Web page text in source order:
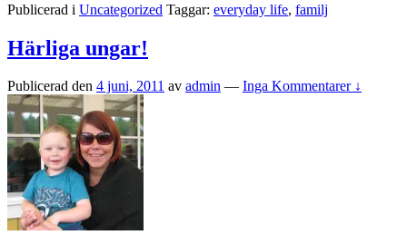
Publicerad i Uncategorized Taggar: everyday life, familj
Härliga ungar!
Publicerad den 4 juni, 2011 av admin — Inga Kommentarer ↓